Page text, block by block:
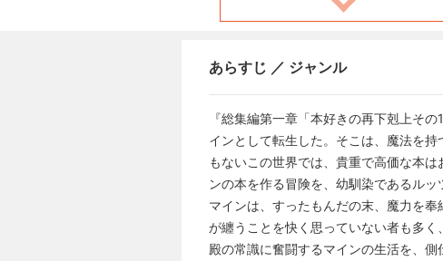
あらすじ ／ ジャンル
『総集編第一章「本好きの再下剋上そ
インとして転生した。そこは、魔法を
もないこの世界では、貴重で高価な本
ンの本を作る冒険を、幼馴染であるル
マインは、すったもんだの末、魔力を
が纏うことを快く思っていない者も多
殿の常識に奮闘するマインの生活を、側